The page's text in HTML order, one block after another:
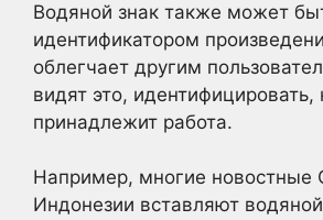
Водяной знак также может
идентификатором
облегчает другим
видят это, идентифицировать,
принадлежит работа.
Например, многие
Индонезии вставляют